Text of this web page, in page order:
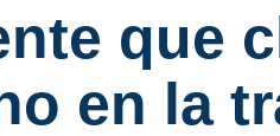
que
en la